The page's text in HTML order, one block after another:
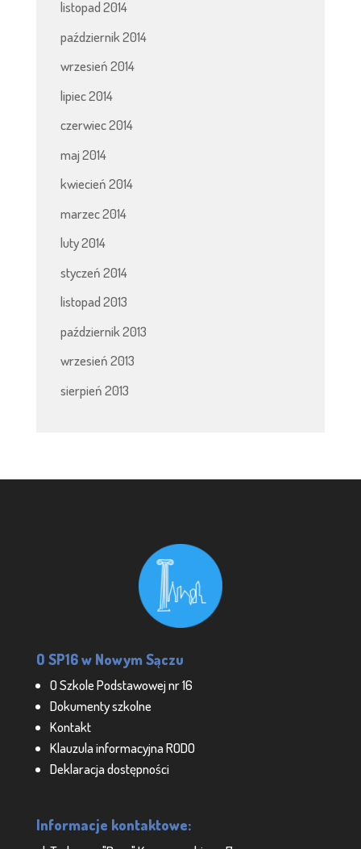
listopad 2014
październik 2014
wrzesień 2014
lipiec 2014
czerwiec 2014
maj 2014
kwiecień 2014
marzec 2014
luty 2014
styczeń 2014
listopad 2013
październik 2013
wrzesień 2013
sierpień 2013
O SP16 w Nowym Sączu
O Szkole Podstawowej nr 16
Dokumenty szkolne
Kontakt
Klauzula informacyjna RODO
Deklaracja dostępności
Informacje kontaktowe: